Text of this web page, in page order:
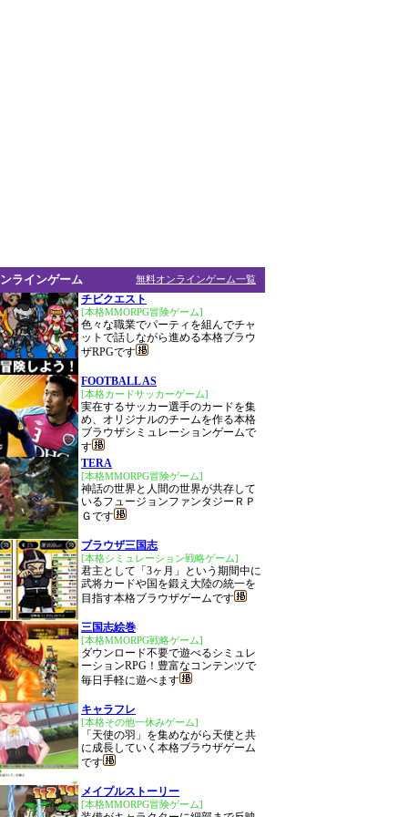
無料オンラインゲーム一覧
ラインゲーム
チビクエスト
[本格MMORPG冒険ゲーム]
色々な職業でパーティを組んでチャ
ットで話しながら進める本格ブラウ
ザRPGです
FOOTBALL AS
[本格カードサッカーゲーム]
実在するサッカー選手のカードを集
め、オリジナルのチームを作る本格
ブラウザシミュレーションゲームで
す
TERA
[本格MMORPG冒険ゲーム]
神話の世界と人間の世界が共存して
いるフュージョンファンタジーＲＰ
Ｇです
ブラウザ三国志
[本格シミュレーション戦略ゲーム]
君主として「3ヶ月」という期間中に
武将カードや国を鍛え大陸の統一を
目指す本格ブラウザゲームです
三国志絵巻
[本格MMORPG戦略ゲーム]
ダウンロード不要で遊べるシミュレ
ーションRPG！豊富なコンテンツで
毎日手軽に遊べます
キャラフレ
[本格その他一休みゲーム]
「天使の羽」を集めながら天使と共
に成長していく本格ブラウザゲーム
です
メイプルストーリー
[本格MMORPG冒険ゲーム]